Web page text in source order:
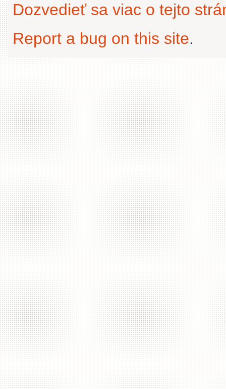
Dozvedieť sa viac o tejto
Report a bug on this site.